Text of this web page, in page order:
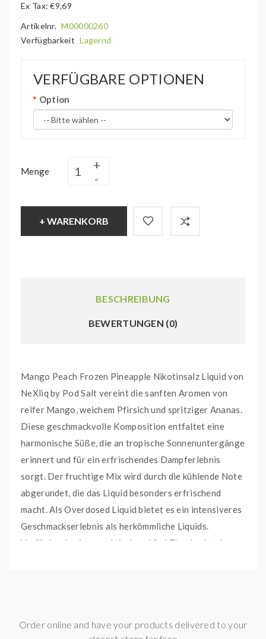
Ex Tax: €9,69
Artikelnr. M00000260
Verfügbarkeit Lagernd
VERFÜGBARE OPTIONEN
Option
Menge
+ WARENKORB
BESCHREIBUNG
BEWERTUNGEN (0)
Mango Peach Frozen Pineapple Nikotinsalz Liquid von
NeXliq by Pod Salt vereint die sanften Aromen von
reifer Mango, weichem Pfirsich und spritziger Ananas.
Diese geschmackvolle Komposition entfaltet eine
harmonische Süße, die an tropische Sonnenuntergänge
erinnert und für ein erfrischendes Dampferlebnis
sorgt. Der fruchtige Mix wird durch die kühlende Note
abgerundet, die das Liquid besonders erfrischend
macht. Als Overdosed Liquid bietet es ein intensiveres
Geschmackserlebnis als herkömmliche Liquids.
Verfügbar in einer praktischen 10ml Flasche, ist das
ermöglicht eine sanfte Wirkung auf den Hals und
Order online and have your products delivered to your